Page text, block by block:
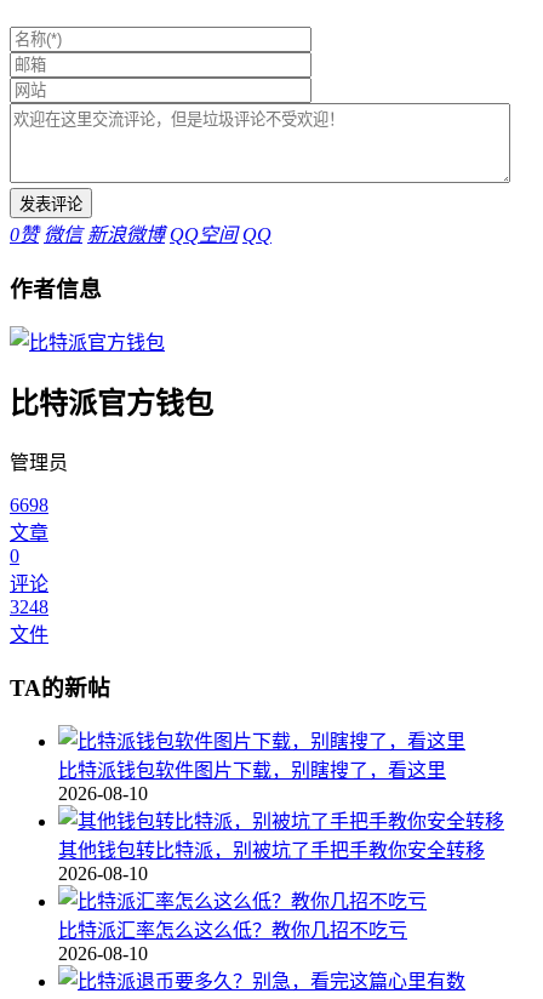
0赞 微信 新浪微博 QQ空间 QQ
作者信息
比特派官方钱包
管理员
6698
文章
0
评论
3248
文件
TA的新帖
比特派钱包软件图片下载，别瞎搜了，看这里
2026-08-10
其他钱包转比特派，别被坑了手把手教你安全转移
2026-08-10
比特派汇率怎么这么低？教你几招不吃亏
2026-08-10